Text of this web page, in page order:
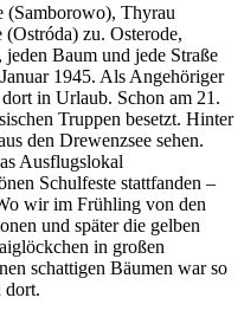
(Samborowo), Thyrau
zu. Osterode,
Baum und jede Straße
1945. Als Angehöriger
in Urlaub. Schon am 21.
Truppen besetzt. Hinter
den Drewenzsee sehen.
Ausflugslokal
Schulfeste stattfanden –
wir im Frühling von den
und später die gelben
in großen
schattigen Bäumen war so
dort.